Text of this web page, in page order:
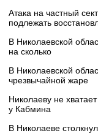
Атака на частный
подлежать
В Николаевской
на сколько
В Николаевской
чрезвычайной жаре
Николаеву не
у Кабмина
В Николаеве